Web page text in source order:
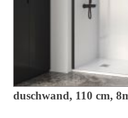
duschwand, 110 cm,